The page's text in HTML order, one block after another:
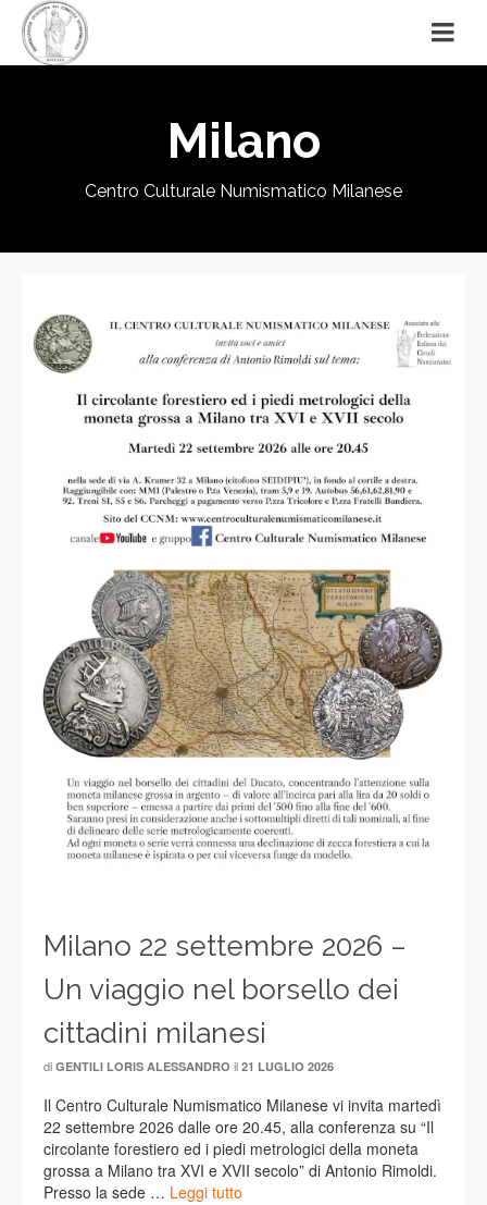
Milano
Centro Culturale Numismatico Milanese
Milano 22 settembre 2026 –
Un viaggio nel borsello dei
cittadini milanesi
di GENTILI LORIS ALESSANDRO il 21 LUGLIO 2026
Il Centro Culturale Numismatico Milanese vi invita martedì
22 settembre 2026 dalle ore 20.45, alla conferenza su “Il
circolante forestiero ed i piedi metrologici della moneta
grossa a Milano tra XVI e XVII secolo” di Antonio Rimoldi.
Presso la sede … Leggi tutto